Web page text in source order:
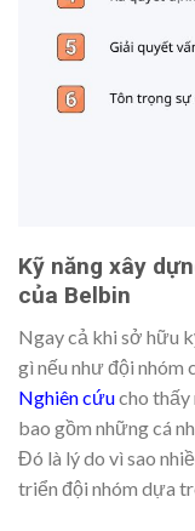
Kỹ năng xây
của Belbin
Ngay cả khi sở hữu
gì nếu như đội nhóm
Nghiên cứucho thấy
bao gồm những cá
Đó là lý do vì sao
triển đội nhóm dựa